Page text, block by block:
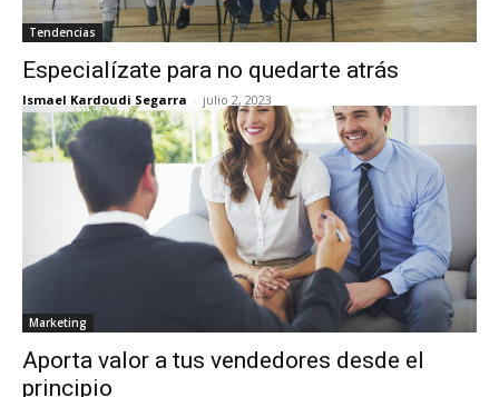
Tendencias
Especialízate para no quedarte atrás
Ismael Kardoudi Segarra - julio 2, 2023
Marketing
Aporta valor a tus vendedores desde el
principio